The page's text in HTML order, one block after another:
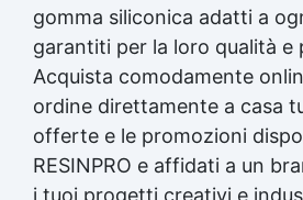
gomma siliconica adatti a
garantiti per la loro qualità e
Acquista comodamente
ordine direttamente a casa
offerte e le promozioni
RESINPRO e affidati a un
i tuoi progetti creativi e